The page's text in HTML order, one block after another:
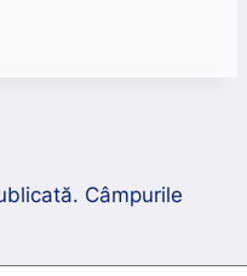
Câmpurile